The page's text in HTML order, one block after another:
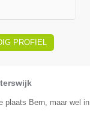
PROFIEL
plaats Bern, maar wel